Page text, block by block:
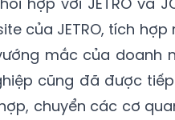
của JETRO, tích hợp
mắc của doanh
cũng đã được
chuyển các cơ